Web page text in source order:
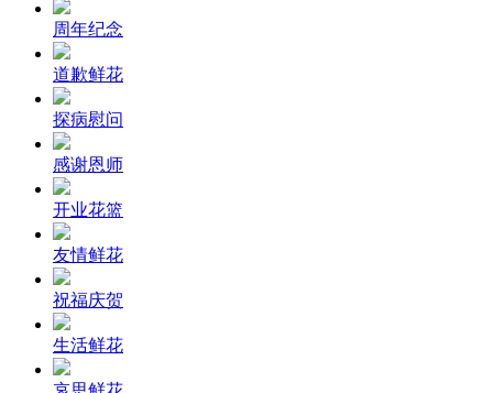
周年纪念
道歉鲜花
探病慰问
感谢恩师
开业花篮
友情鲜花
祝福庆贺
生活鲜花